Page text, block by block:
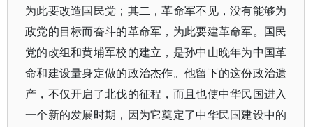
为此要改造国民党；其二，革命军不见，没有能够为
政党的目标而奋斗的革命军，为此要建革命军。国民
党的改组和黄埔军校的建立，是孙中山晚年为中国革
命和建设量身定做的政治杰作。他留下的这份政治遗
产，不仅开启了北伐的征程，而且也使中华民国进入
一个新的发展时期，因为它奠定了中华民国建设中的